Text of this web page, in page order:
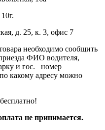
д. 25, к. 3, офис 7
необходимо сообщить
ФИО водителя,
и гос. номер
какому адресу можно
не принимается.